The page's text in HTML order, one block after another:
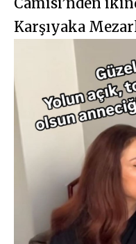
Karşıyaka